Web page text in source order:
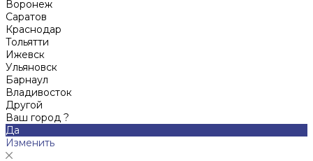
Воронеж
Саратов
Краснодар
Тольятти
Ижевск
Ульяновск
Барнаул
Владивосток
Другой
Ваш город ?
Да
Изменить